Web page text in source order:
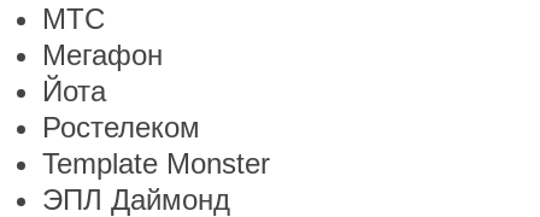
МТС
Мегафон
Йота
Ростелеком
Template Monster
ЭПЛ Даймонд